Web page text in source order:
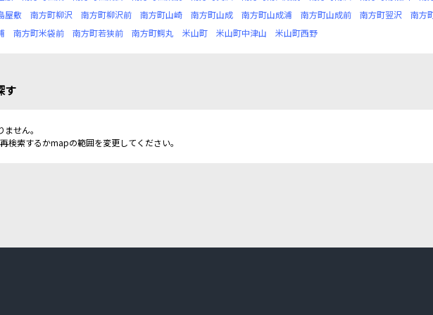
屋敷
南方町柳沢 南方町柳沢前 南方町山崎 南方町山成 南方町山成浦 南方町山成前 南方町翌沢 南方
南方町米袋前 南方町若狭前 南方町鰐丸 米山町 米山町中津山 米山町西野
す
せん。
検索するかmapの範囲を変更してください。